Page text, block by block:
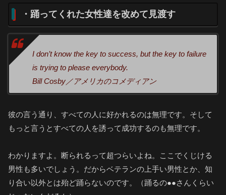
・踊ってくれた女性達を改めて見渡す
I don’t know the key to success, but the key to failure
is trying to please everybody.
Bill Cosby／アメリカのコメディアン
彼の言う通り、すべての人に好かれるのは無理です。そして
もっと言うとすべての人を誘って成功するのも無理です。
わかりますよ。断られるって超つらいよね。ここでくじける
男性も多いでしょう。だからベテランの上手い男性とか、知
り合い以外とは殆ど踊らないのです。（踊るの●●さんくらい